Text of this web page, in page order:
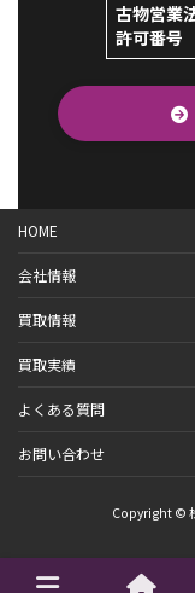
古物営業
許可番号
HOME
会社情報
買取情報
買取実績
よくある質問
お問い合わせ
Copyright ©